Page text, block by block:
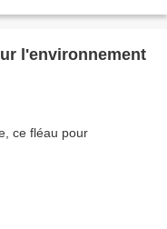
l'environnement